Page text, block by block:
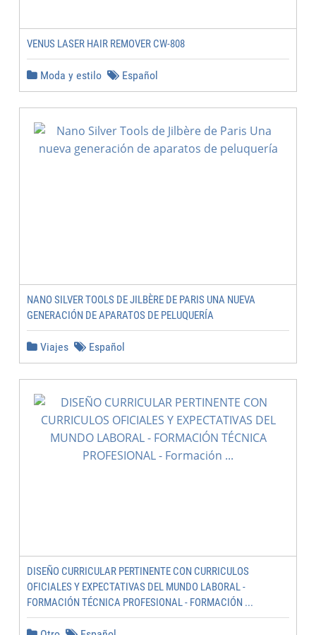
VENUS LASER HAIR REMOVER CW-808
Moda y estilo Español
NANO SILVER TOOLS DE JILBÈRE DE PARIS UNA NUEVA
GENERACIÓN DE APARATOS DE PELUQUERÍA
Viajes Español
DISEÑO CURRICULAR PERTINENTE CON CURRICULOS
OFICIALES Y EXPECTATIVAS DEL MUNDO LABORAL -
FORMACIÓN TÉCNICA PROFESIONAL - FORMACIÓN ...